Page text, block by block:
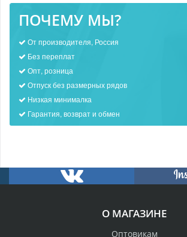
ПОЧЕМУ МЫ?
От производителя, Россия
Без переплат
Опт, розница
Отпуск без размерных рядов
Низкая минималка
Гарантия, возврат и обмен
О МАГАЗИНЕ
Оптовикам